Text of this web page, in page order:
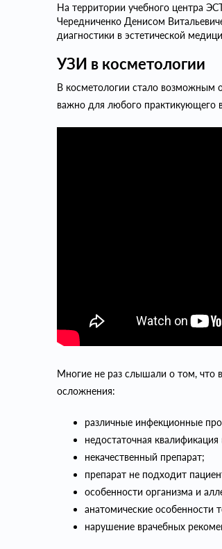
На территории учебного центра
Чередниченко Денисом
диагностики в эстетической
УЗИ в косметологии
В косметологии стало возможным
важно для любого практикующего
Многие не раз слышали о том, что
осложнения:
различные инфекционные
недостаточная
некачественный препарат;
препарат не подходит
особенности организма и
анатомические особенности
нарушение врачебных